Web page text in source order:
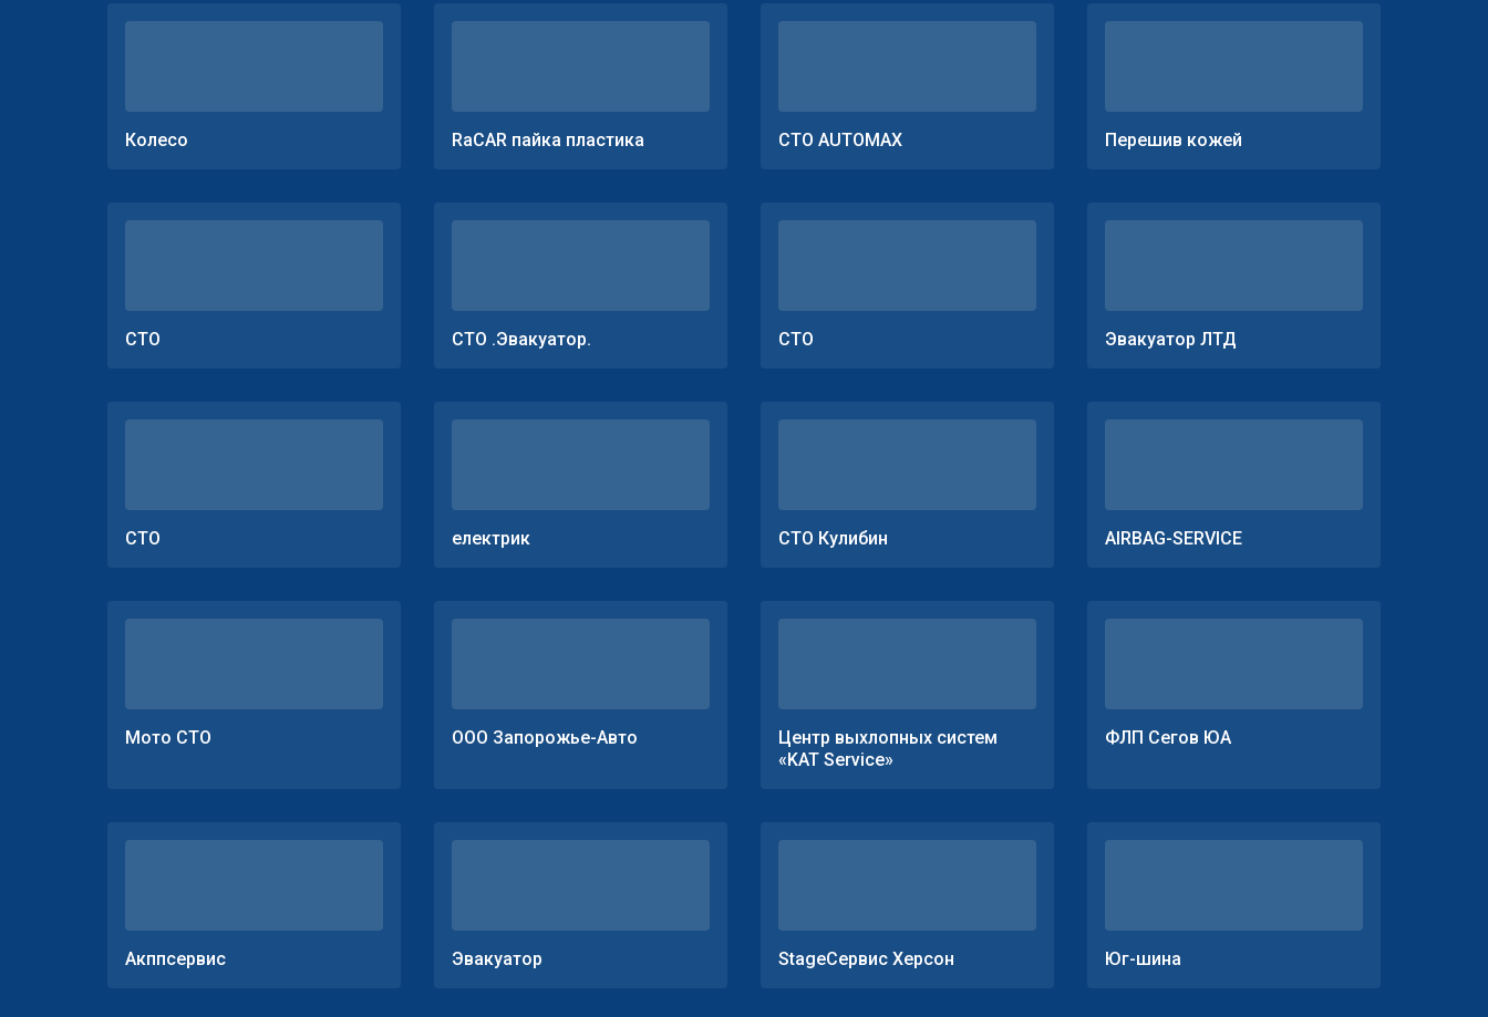
Колесо RaCAR пайка пластика СТО AUTOMAX Перешив кожей
СТО СТО .Эвакуатор. СТО Эвакуатор ЛТД
СТО електрик СТО Кулибин AIRBAG-SERVICE
Мото СТО ООО Запорожье-Авто
Центр выхлопных систем
«KAT Service»
ФЛП Сегов ЮА
Акппсервис Эвакуатор StageСервис Херсон Юг-шина